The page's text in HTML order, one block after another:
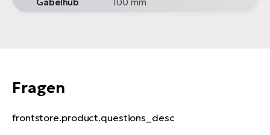
Gabelhub
100 mm
Fragen
frontstore.product.questions_desc